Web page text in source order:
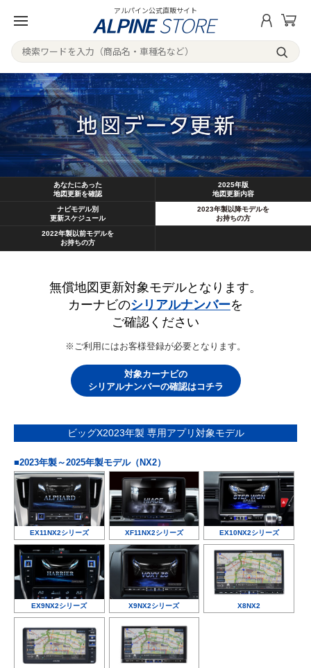
アルパイン公式直販サイト
あなたにあった
地図更新を確認
2025年版
地図更新内容
ナビモデル別
更新スケジュール
2023年製以降モデルを
お持ちの方
2022年製以前モデルを
お持ちの方
無償地図更新対象モデルとなります。
カーナビのシリアルナンバーを
ご確認ください
※ご利用にはお客様登録が必要となります。
対象カーナビの
シリアルナンバーの確認はコチラ
ビッグX2023年製 専用アプリ対象モデル
■2023年製～2025年製モデル（NX2）
EX11NX2シリーズ XF11NX2シリーズ EX10NX2シリーズ
EX9NX2シリーズ X9NX2シリーズ X8NX2